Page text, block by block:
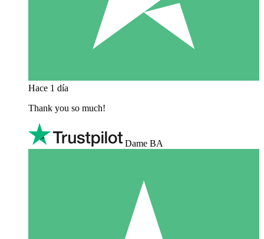
Hace 1 día
Thank you so much!
Dame BA